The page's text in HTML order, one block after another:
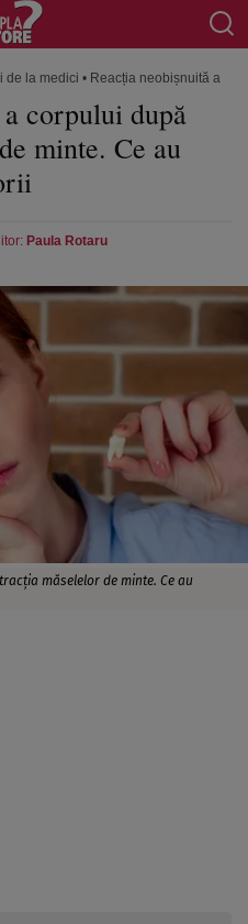
de la medici • Reacția neobișnuită a
corpului după
minte. Ce au
Paula Rotaru
măselelor de minte. Ce au